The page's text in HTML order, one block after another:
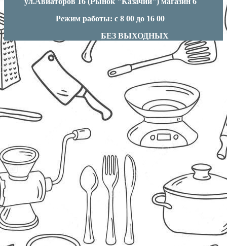
Режим работы: с 8 00 до 16 00
БЕЗ ВЫХОДНЫХ